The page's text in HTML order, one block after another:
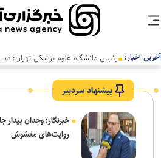
آخرین اخبار: رئیس دانشگاه علوم پزشکی تهران:
پیشنهاد سردبیر
خبرنگار؛ وجدان بیدار
روایت‌های مغشوش